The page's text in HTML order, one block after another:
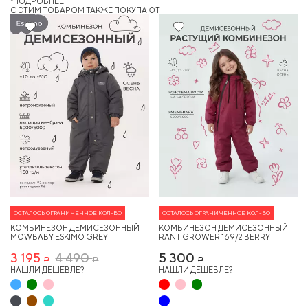
C ЭТИМ ТОВАРОМ ТАКЖЕ ПОКУПАЮТ
28%
ОСТАЛОСЬ ОГРАНИЧЕННОЕ КОЛ-ВО
КОМБИНЕЗОН ДЕМИСЕЗОННЫЙ
MOWBABY ESKIMO GREY
3 195 Р 4 490Р
НАШЛИ ДЕШЕВЛЕ?
ОСТАЛОСЬ ОГРАНИЧЕННОЕ КОЛ-ВО
КОМБИНЕЗОН ДЕМИСЕЗОННЫЙ
RANT GROWER 169/2 BERRY
5 300 Р
НАШЛИ ДЕШЕВЛЕ?